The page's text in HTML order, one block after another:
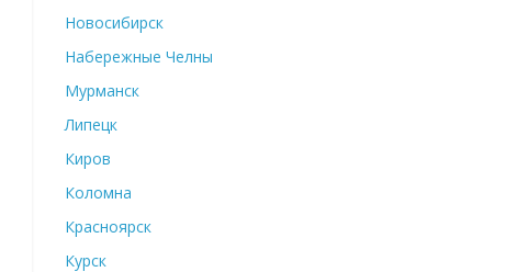
Новосибирск
Набережные Челны
Мурманск
Липецк
Киров
Коломна
Красноярск
Курск